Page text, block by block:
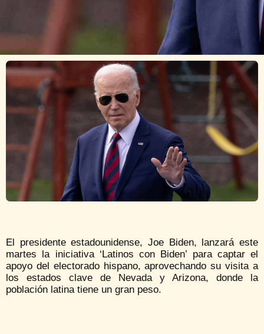
El presidente estadounidense, Joe Biden, lanzará este
martes la iniciativa ‘Latinos con Biden’ para captar el
apoyo del electorado hispano, aprovechando su visita a
los estados clave de Nevada y Arizona, donde la
población latina tiene un gran peso.